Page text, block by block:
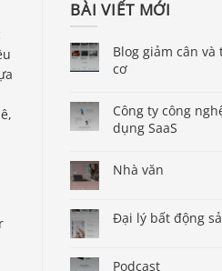
BÀI VIẾT MỚI
Blog giảm cân và
cơ
Công ty công
dụng SaaS
Nhà văn
Đại lý bất động
Podcast